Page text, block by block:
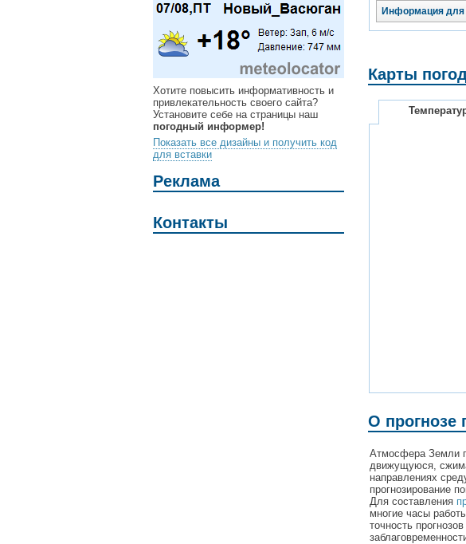
Хотите повысить информативность и
привлекательность своего сайта?
Установите себе на страницы наш
погодный информер!
Показать все дизайны и получить код
для вставки
Реклама
Контакты
Информация для
Карты
О прогнозе
Атмосфера Земли
движущуюся,
направлениях
прогнозирование
Для составления
многие часы
точность